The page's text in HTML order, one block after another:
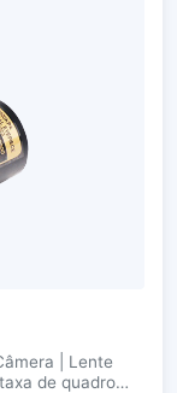
| Lente
de quadros